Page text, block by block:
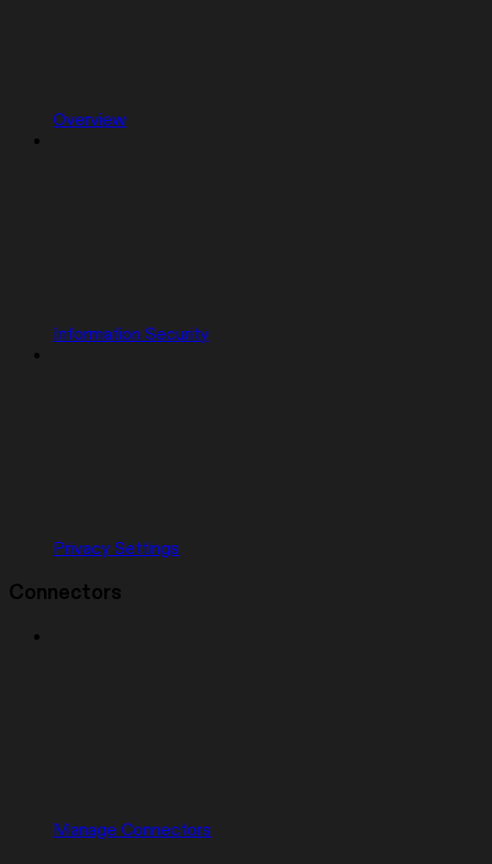
Overview
Information Security
Privacy Settings
Connectors
Manage Connectors